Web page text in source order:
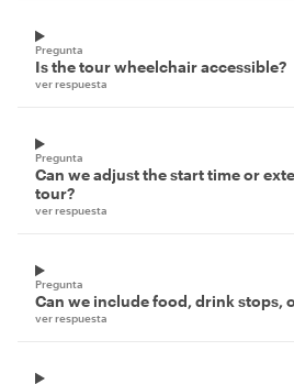
Pregunta
Is the tour wheelchair accessible?
ver respuesta
Pregunta
Can we adjust the start time or
tour?
ver respuesta
Pregunta
Can we include food, drink stops,
ver respuesta